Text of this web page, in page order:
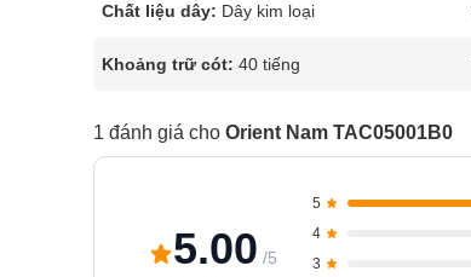
Chất liệu dây: Dây kim loại
Khoảng trữ cót: 40 tiếng
1 đánh giá cho Orient Nam TAC05001B0
5.00 /5
5
4
3